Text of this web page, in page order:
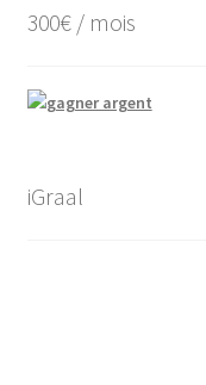
300€ / mois
iGraal